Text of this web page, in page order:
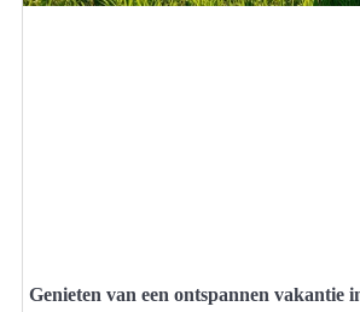
Genieten van een ontspannen vakantie